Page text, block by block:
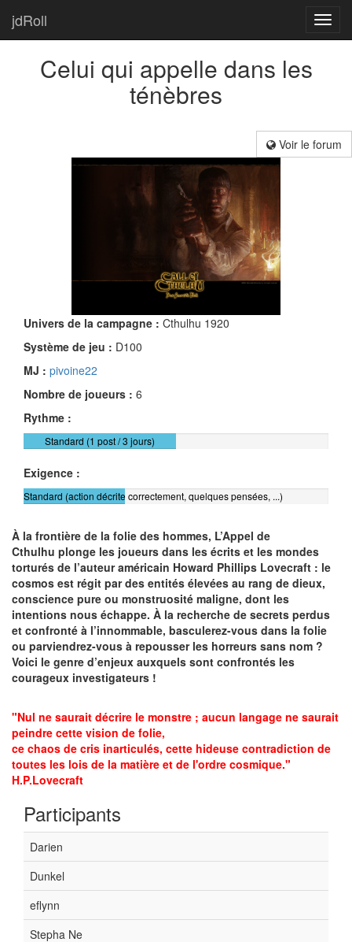
jdRoll
Celui qui appelle dans les
ténèbres
Voir le forum
Univers de la campagne : Cthulhu 1920
Système de jeu : D100
MJ : pivoine22
Nombre de joueurs : 6
Rythme :
Standard (1 post / 3 jours)
Exigence :
Standard (action décrite correctement, quelques pensées, ...)
À la frontière de la folie des hommes, L’Appel de
Cthulhu plonge les joueurs dans les écrits et les mondes
torturés de l’auteur américain Howard Phillips Lovecraft : le
cosmos est régit par des entités élevées au rang de dieux,
conscience pure ou monstruosité maligne, dont les
intentions nous échappe. À la recherche de secrets perdus
et confronté à l’innommable, basculerez-vous dans la folie
ou parviendrez-vous à repousser les horreurs sans nom ?
Voici le genre d’enjeux auxquels sont confrontés les
courageux investigateurs !
"Nul ne saurait décrire le monstre ; aucun langage ne saurait
peindre cette vision de folie,
ce chaos de cris inarticulés, cette hideuse contradiction de
toutes les lois de la matière et de l'ordre cosmique."
H.P.Lovecraft
Participants
Darien
Dunkel
eflynn
Stepha Ne